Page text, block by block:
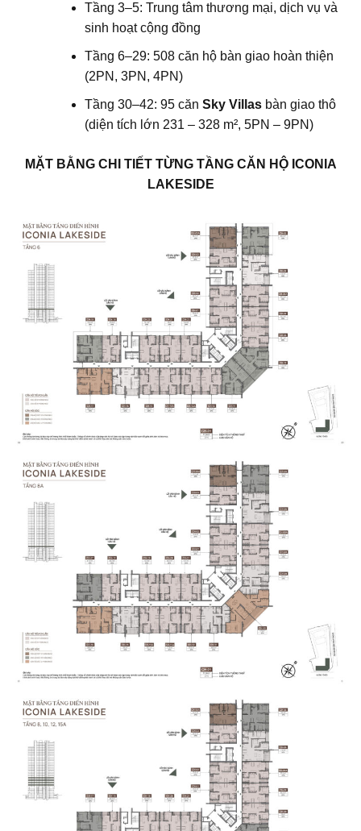
Tầng 3–5: Trung tâm thương mại, dịch vụ và
sinh hoạt cộng đồng
Tầng 6–29: 508 căn hộ bàn giao hoàn thiện
(2PN, 3PN, 4PN)
Tầng 30–42: 95 căn Sky Villasbàn giao thô
(diện tích lớn 231 – 328 m², 5PN – 9PN)
MẶT BẰNG CHI TIẾT TỪNG TẦNG CĂN HỘ ICONIA
LAKESIDE